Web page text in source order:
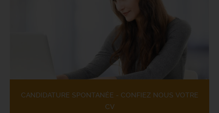
CANDIDATURE SPONTANÉE - CONFIEZ NOUS VOTRE
CV